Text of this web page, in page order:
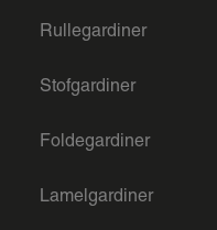
Rullegardiner
Stofgardiner
Foldegardiner
Lamelgardiner